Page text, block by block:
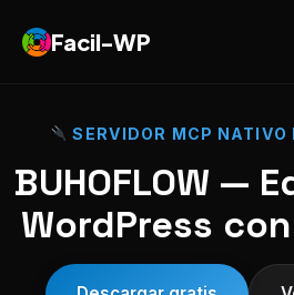
Facil-WP
SERVIDOR MCP NATIVO
BUHOFLOW —
WordPress